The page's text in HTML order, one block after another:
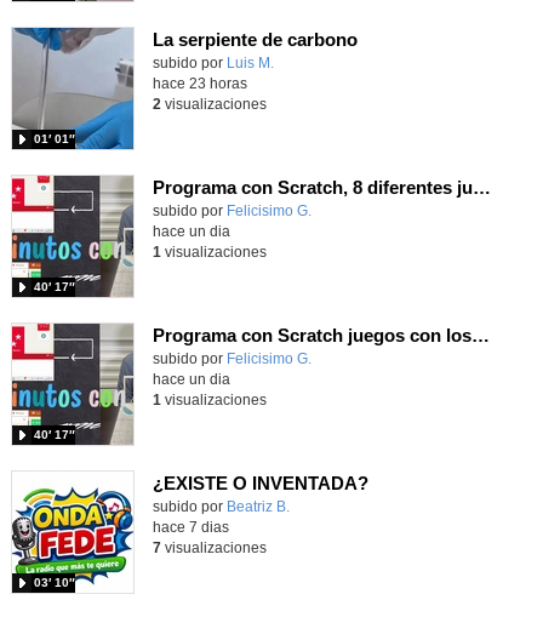
La serpiente de carbono
Contenido educativo.
subido por Luis M.
01′ 01″
hace 23 horas
2 visualizaciones
Programa con Scratch, 8 diferentes juegos para vivir la emoción de los partidos de España en el mundial 2026
Contenido educativo.
subido por Felicisimo G.
40′ 17″
hace un dia
1 visualizaciones
Programa con Scratch juegos con los partidos del mundial 2026 ganados por España
Contenido educativo.
subido por Felicisimo G.
40′ 17″
hace un dia
1 visualizaciones
¿EXISTE O INVENTADA?
Contenido educativo.
subido por Beatriz B.
03′ 10″
hace 7 dias
7visualizaciones